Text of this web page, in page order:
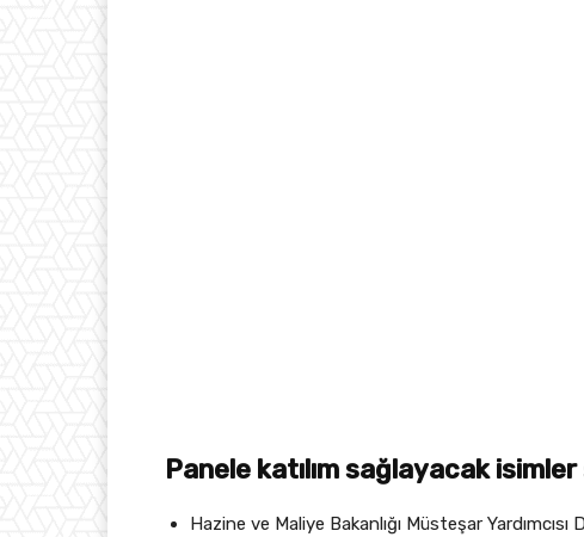
Panele katılım sağlayacak
Hazine ve Maliye Bakanlığı Müsteşar Yardımcısı